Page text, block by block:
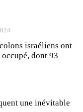
israéliens ont
dont 93